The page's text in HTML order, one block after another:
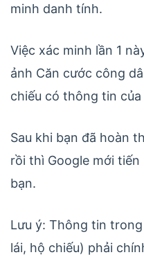
minh danh tính.
Việc xác minh lần 1
ảnh Căn cước công
chiếu có thông tin của
Sau khi bạn đã hoàn
rồi thì Google mới
bạn.
Lưu ý: Thông tin
lái, hộ chiếu) phải